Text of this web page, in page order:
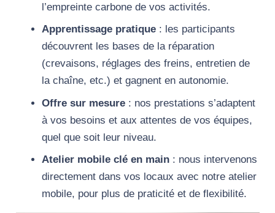
l’empreinte carbone de vos activités.
Apprentissage pratique : les participants
découvrent les bases de la réparation
(crevaisons, réglages des freins, entretien de
la chaîne, etc.) et gagnent en autonomie.
Offre sur mesure : nos prestations s’adaptent
à vos besoins et aux attentes de vos équipes,
quel que soit leur niveau.
Atelier mobile clé en main : nous intervenons
directement dans vos locaux avec notre atelier
mobile, pour plus de praticité et de flexibilité.